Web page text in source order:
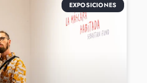
EXPOSICIONES